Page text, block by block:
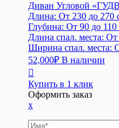
Диван Угловой
Длина: От 230 до 270
Глубина: От 90 до 110
Длина спал. места: От
Ширина спал. места:
52,000₽ В наличии
Купить в 1 клик
Оформить заказ
x